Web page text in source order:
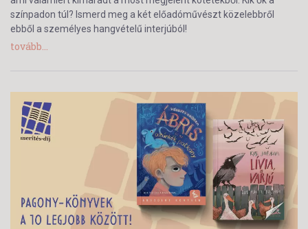
színpadon túl? Ismerd meg a két előadóművészt közelebbről
ebből a személyes hangvételű interjúból!
tovább...